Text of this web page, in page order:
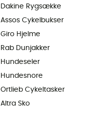
Dakine Rygsække
Assos Cykelbukser
Giro Hjelme
Rab Dunjakker
Hundeseler
Hundesnore
Ortlieb Cykeltasker
Altra Sko